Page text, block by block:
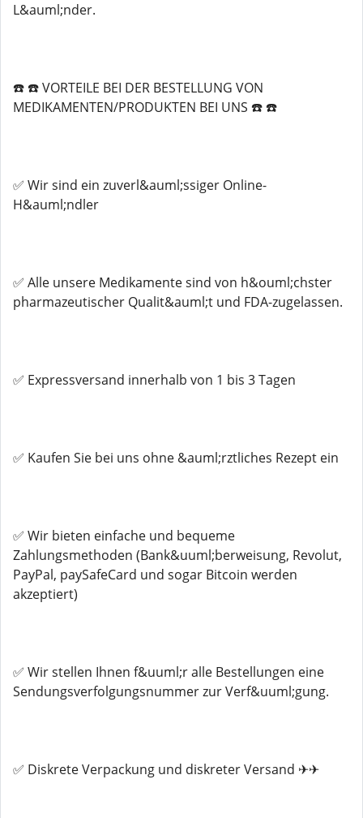
L&auml;nder.
☎️ ☎️ VORTEILE BEI ​​DER BESTELLUNG VON
MEDIKAMENTEN/PRODUKTEN BEI UNS ☎️ ☎️
✅ Wir sind ein zuverl&auml;ssiger Online-
H&auml;ndler
✅ Alle unsere Medikamente sind von h&ouml;chster
pharmazeutischer Qualit&auml;t und FDA-zugelassen.
✅ Expressversand innerhalb von 1 bis 3 Tagen
✅ Kaufen Sie bei uns ohne &auml;rztliches Rezept ein
✅ Wir bieten einfache und bequeme
Zahlungsmethoden (Bank&uuml;berweisung, Revolut,
PayPal, paySafeCard und sogar Bitcoin werden
akzeptiert)
✅ Wir stellen Ihnen f&uuml;r alle Bestellungen eine
Sendungsverfolgungsnummer zur Verf&uuml;gung.
✅ Diskrete Verpackung und diskreter Versand ✈✈